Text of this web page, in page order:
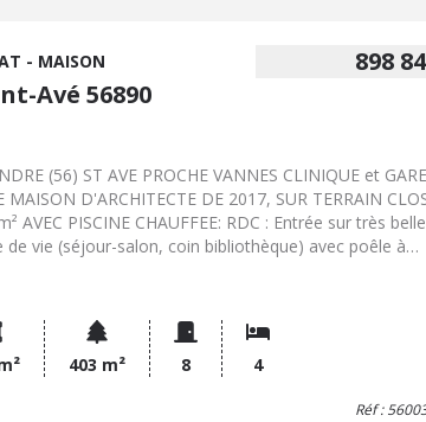
898
- MAISON
Avé 56890
(56) ST AVE PROCHE VANNES CLINIQUE et
MAISON D'ARCHITECTE DE 2017, SUR TERRAIN
AVEC PISCINE CHAUFFEE: RDC : Entrée sur très belle
de vie (séjour-salon, coin bibliothèque) avec poêle à
wc/lave-mains, bureau, salon télévision,
chambre/salle d'eau privative et sortie terrasse - ETAGE :
à usage de salle de jeux avec grande baie donnant
403 m² 8 4
Réf :